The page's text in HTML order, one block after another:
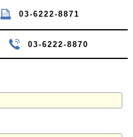
03-6222-8871
03-6222-8870